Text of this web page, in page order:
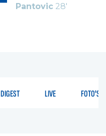
Pantovic 28'
DIGEST LIVE FOTO'S